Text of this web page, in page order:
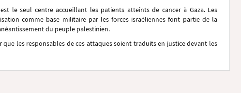
le seul centre accueillant les patients atteints de cancer à Gaza. Les
comme base militaire par les forces israéliennes font partie de la
du peuple palestinien.
les responsables de ces attaques soient traduits en justice devant les